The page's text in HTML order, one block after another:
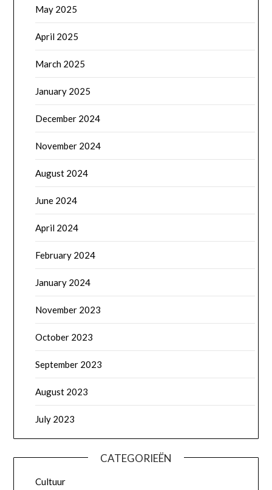
May 2025
April 2025
March 2025
January 2025
December 2024
November 2024
August 2024
June 2024
April 2024
February 2024
January 2024
November 2023
October 2023
September 2023
August 2023
July 2023
CATEGORIEËN
Cultuur